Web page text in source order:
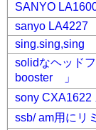
SANYO
sanyo LA4227
sing.sing,sing
solidなヘッド
booster 」
sony CXA1622
ssb/ am用にリ